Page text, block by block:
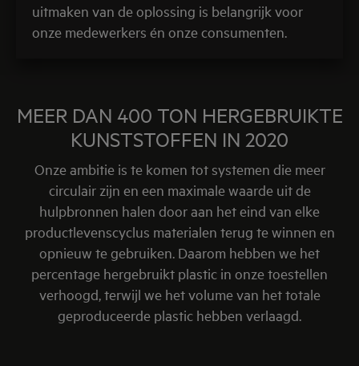
uitmaken van de oplossing is belangrijk voor
onze medewerkers én onze consumenten.
MEER DAN 400 TON HERGEBRUIKTE
KUNSTSTOFFEN IN 2020
Onze ambitie is te komen tot systemen die meer
circulair zijn en een maximale waarde uit de
hulpbronnen halen door aan het eind van elke
productlevenscyclus materialen terug te winnen en
opnieuw te gebruiken. Daarom hebben we het
percentage hergebruikt plastic in onze toestellen
verhoogd, terwijl we het volume van het totale
geproduceerde plastic hebben verlaagd.